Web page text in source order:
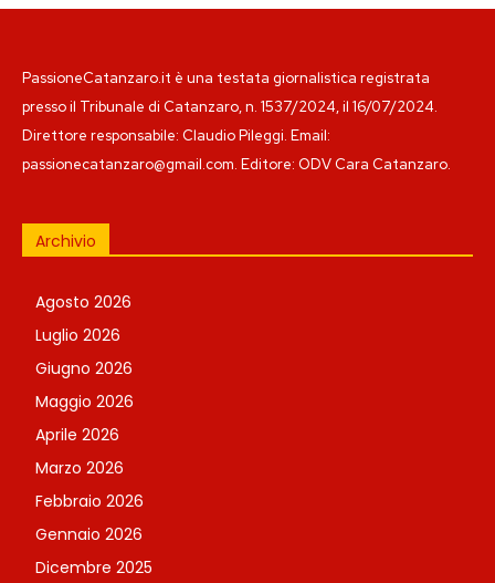
PassioneCatanzaro.it è una testata giornalistica registrata
presso il Tribunale di Catanzaro, n. 1537/2024, il 16/07/2024.
Direttore responsabile: Claudio Pileggi. Email:
passionecatanzaro@gmail.com. Editore: ODV Cara Catanzaro.
Archivio
Agosto 2026
Luglio 2026
Giugno 2026
Maggio 2026
Aprile 2026
Marzo 2026
Febbraio 2026
Gennaio 2026
Dicembre 2025